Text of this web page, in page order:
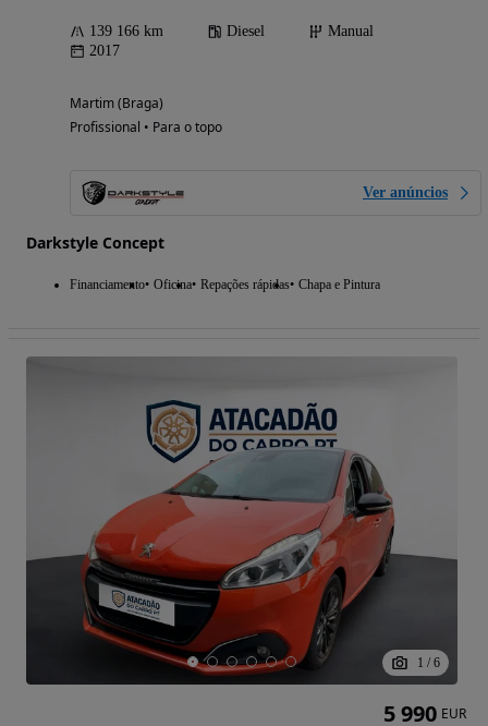
139 166 km Diesel
Manual
2017
Martim (Braga)
Profissional • Para o topo
Ver anúncios
Darkstyle Concept
Financiamento Oficina Repações rápidas Chapa e Pintura
1 / 6
5 990 EUR